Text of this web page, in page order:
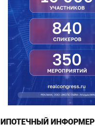
ИПОТЕЧНЫЙ ИНФОРМЕР